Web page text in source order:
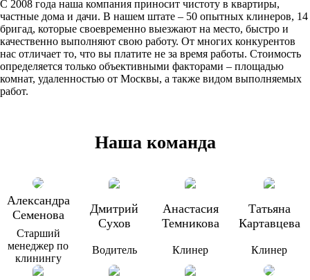
С 2008 года наша компания приносит чистоту в квартиры,
частные дома и дачи. В нашем штате – 50 опытных клинеров, 14
бригад, которые своевременно выезжают на место, быстро и
качественно выполняют свою работу. От многих конкурентов
нас отличает то, что вы платите не за время работы. Стоимость
определяется только объективными факторами – площадью
комнат, удаленностью от Москвы, а также видом выполняемых
работ.
Наша команда
Александра
Семенова
Старший
менеджер по
клинингу
Дмитрий
Сухов
Водитель
Анастасия
Темникова
Клинер
Татьяна
Картавцева
Клинер